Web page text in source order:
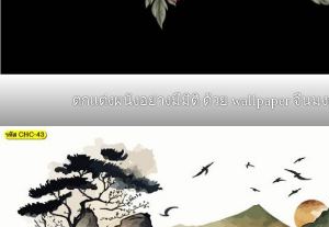
ตกแต่งผนังอย่างมีมิติ ด้วย wallpaper จีนม